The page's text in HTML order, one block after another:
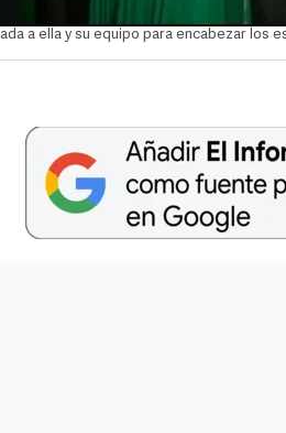
a ella y su equipo para encabezar los